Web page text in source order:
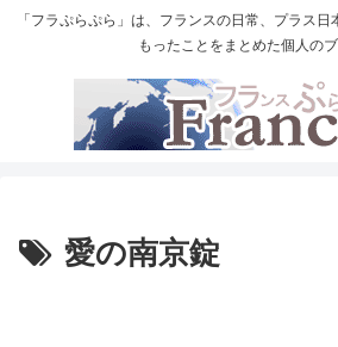
「フラぷらぷら」は、フランスの日常、プラス
もったことをまとめた個人の
愛の南京錠